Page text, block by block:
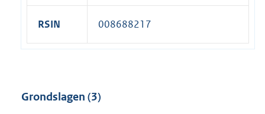
RSIN 008688217
Grondslagen (3)